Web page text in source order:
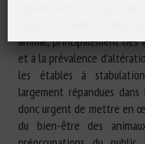
exploitations du Tyrol
laitières) révèle
animal, principalement liés
et à la prévalence
les étables à
largement répandues
donc urgent de mettre en
du bien-être des